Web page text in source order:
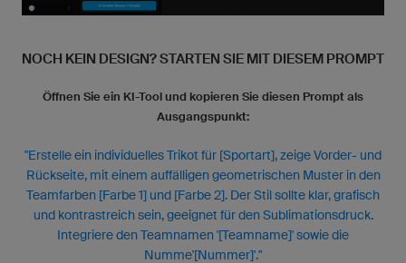
NOCH KEIN DESIGN? STARTEN SIE MIT DIESEM PROMPT
Öffnen Sie ein KI-Tool und kopieren Sie diesen Prompt als
Ausgangspunkt:
"Erstelle ein individuelles Trikot für [Sportart], zeige Vorder- und
Rückseite, mit einem auffälligen geometrischen Muster in den
Teamfarben [Farbe 1] und [Farbe 2]. Der Stil sollte klar, grafisch
und kontrastreich sein, geeignet für den Sublimationsdruck.
Integriere den Teamnamen '[Teamname]' sowie die
Numme'[Nummer]'."